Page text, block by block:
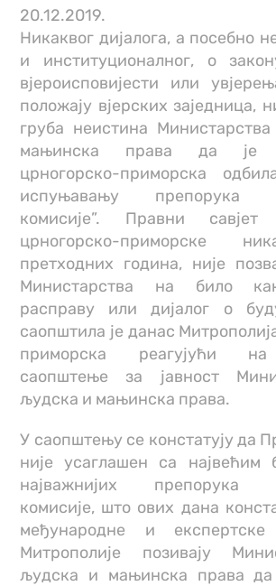
20.12.2019.
Никаквог дијалога, а посебно
и институционалног, о
вјероисповијести или
положају вјерских заједница,
груба неистина
мањинска права да је
црногорско-приморска
испуњавању препорука
комисије”. Правни савјет
црногорско-приморске
претходних година, није
Министарства на било
расправу или дијалог о
саопштила је данас
приморска реагујући
саопштење за јавност
људска и мањинска права.
У саопштењу се констатују да
није усаглашен са највећим
најважнијих препорука
комисије, што ових дана
међународне и
Митрополије позивају
људска и мањинска права да